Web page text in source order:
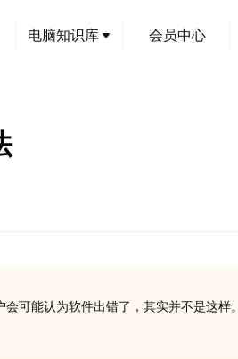
电脑知识库 会员中心
可能认为软件出错了，其实并不是这样。